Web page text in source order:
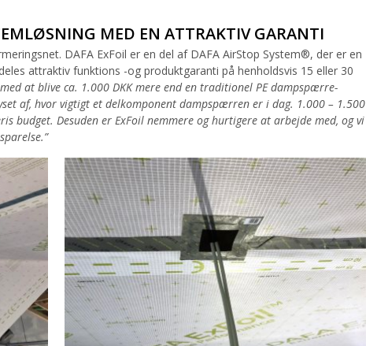
MED EN ATTRAKTIV GARANTI
DAFA ExFoil er en del af DAFA AirStop System®, der er en
attraktiv funktions -og produktgaranti på henholdsvis 15 eller 30
at blive ca. 1.000 DKK mere end en traditionel PE dampspærre-
af, hvor vigtigt et delkomponent dampspærren er i dag. 1.000 – 1.500
budget. Desuden er ExFoil nemmere og hurtigere at arbejde med, og vi